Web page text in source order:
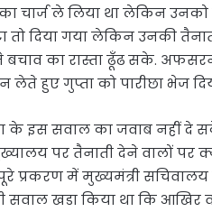
का चार्ज ले लिया था लेकिन
तो दिया गया लेकिन उनकी
बचाव का रास्ता ढूँढ सके.
लेते हुए गुप्ता को पारीछा भेज
के इस सवाल का जवाब नहीं दे
पर तैनाती देने वालों पर क्या
प्रकरण में मुख्यमंत्री
सवाल खडा किया था कि